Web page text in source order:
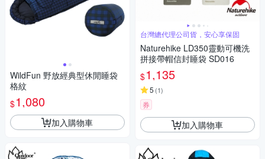
WildFun 野放經典型休閒睡袋
格紋
$1,080
加入購物車
台灣總代理公司貨，安心享保固
Naturehike LD350靈動可機洗
拼接帶帽信封睡袋 SD016
$1,135
5 (1)
券
加入購物車